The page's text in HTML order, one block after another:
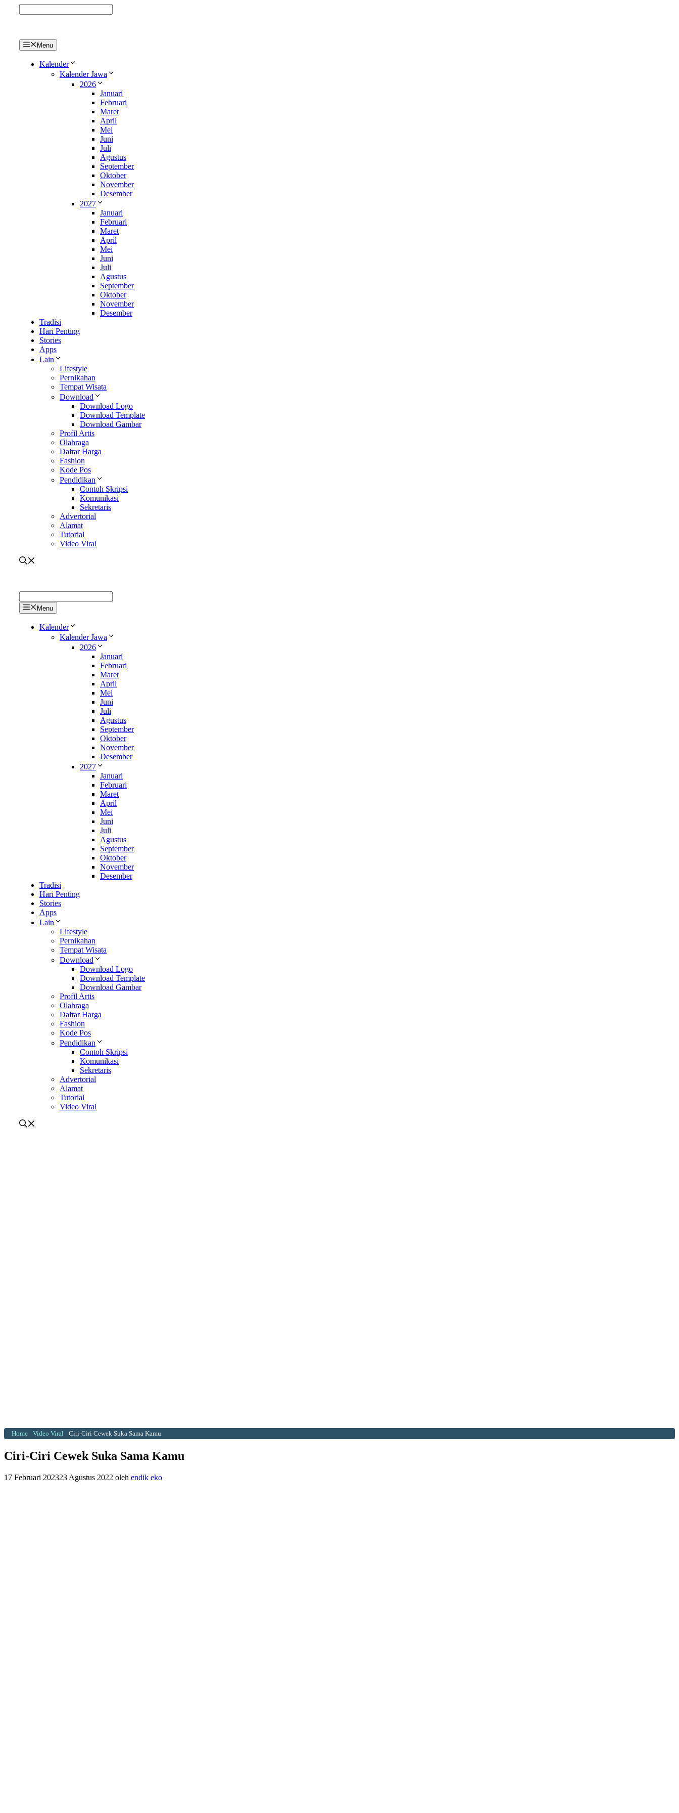
Menu
Kalender
Kalender Jawa
2026
Januari
Februari
Maret
April
Mei
Juni
Juli
Agustus
September
Oktober
November
Desember
2027
Januari
Februari
Maret
April
Mei
Juni
Juli
Agustus
September
Oktober
November
Desember
Tradisi
Hari Penting
Stories
Apps
Lain
Lifestyle
Pernikahan
Tempat Wisata
Download
Download Logo
Download Template
Download Gambar
Profil Artis
Olahraga
Daftar Harga
Fashion
Kode Pos
Pendidikan
Contoh Skripsi
Komunikasi
Sekretaris
Advertorial
Alamat
Tutorial
Video Viral
Menu
Kalender
Kalender Jawa
2026
Januari
Februari
Maret
April
Mei
Juni
Juli
Agustus
September
Oktober
November
Desember
2027
Januari
Februari
Maret
April
Mei
Juni
Juli
Agustus
September
Oktober
November
Desember
Tradisi
Hari Penting
Stories
Apps
Lain
Lifestyle
Pernikahan
Tempat Wisata
Download
Download Logo
Download Template
Download Gambar
Profil Artis
Olahraga
Daftar Harga
Fashion
Kode Pos
Pendidikan
Contoh Skripsi
Komunikasi
Sekretaris
Advertorial
Alamat
Tutorial
Video Viral
Home Video Viral Ciri-Ciri Cewek Suka Sama Kamu
Ciri-Ciri Cewek Suka Sama Kamu
17 Februari 202323 Agustus 2022 oleh endik eko